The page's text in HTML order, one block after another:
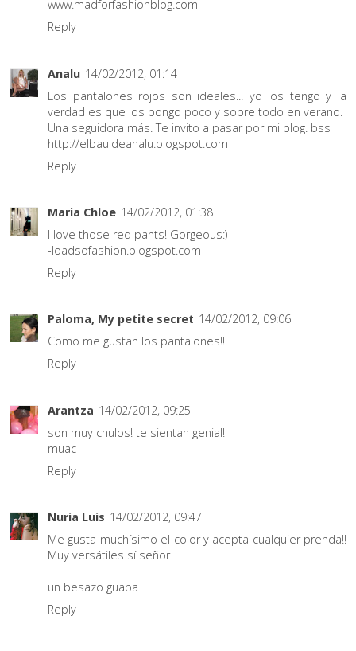
www.madforfashionblog.com
Reply
Analu 14/02/2012, 01:14
Los pantalones rojos son ideales... yo los tengo y la
verdad es que los pongo poco y sobre todo en verano.
Una seguidora más. Te invito a pasar por mi blog. bss
http://elbauldeanalu.blogspot.com
Reply
Maria Chloe 14/02/2012, 01:38
I love those red pants! Gorgeous:)
-loadsofashion.blogspot.com
Reply
Paloma, My petite secret 14/02/2012, 09:06
Como me gustan los pantalones!!!
Reply
Arantza 14/02/2012, 09:25
son muy chulos! te sientan genial!
muac
Reply
Nuria Luis 14/02/2012, 09:47
Me gusta muchísimo el color y acepta cualquier prenda!!
Muy versátiles sí señor
un besazo guapa
Reply